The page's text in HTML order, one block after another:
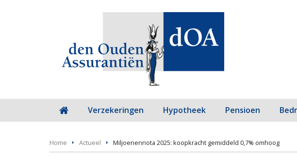
Verzekeringen Hypotheek Pensioen
Home Actueel Miljoenennota 2025: koopkracht gemiddeld 0,7% omhoog